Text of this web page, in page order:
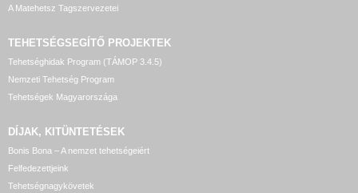
A Matehetsz Tagszervezetei
TEHETSÉGSEGÍTŐ PROJEKTEK
Tehetséghidak Program (TÁMOP 3.4.5)
Nemzeti Tehetség Program
Tehetségek Magyarországa
DÍJAK, KITÜNTETÉSEK
Bonis Bona – A nemzet tehetségeiért
Felfedezettjeink
Tehetségnagykövetek